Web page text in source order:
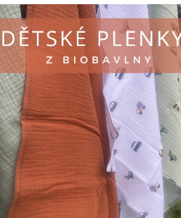
STARORŮŽOVÁ
695 Kč